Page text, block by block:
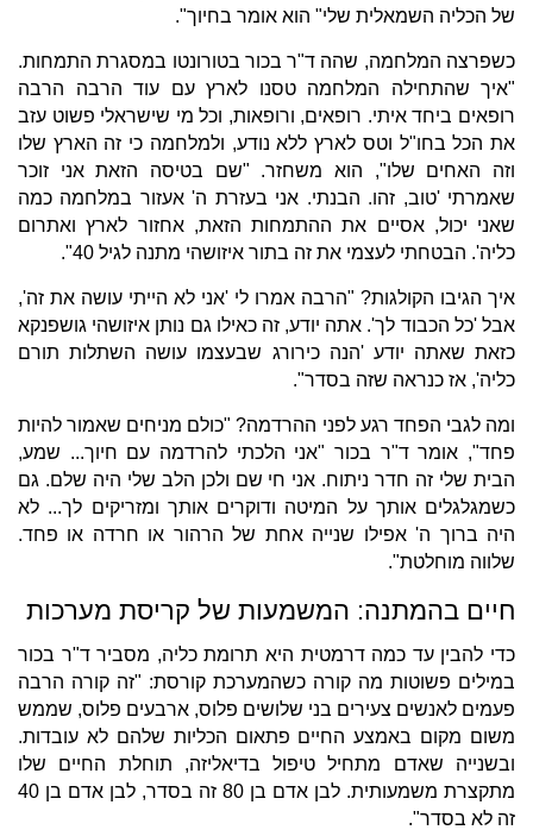
של הכליה השמאלית שלי" הוא אומר בחיוך".
כשפרצה המלחמה, שהה ד"ר בכור בטורונטו במסגרת התמחות.
"איך שהתחילה המלחמה טסנו לארץ עם עוד הרבה הרבה
רופאים ביחד איתי. רופאים, ורופאות, וכל מי שישראלי פשוט עזב
את הכל בחו"ל וטס לארץ ללא נודע, ולמלחמה כי זה הארץ שלו
וזה האחים שלו", הוא משחזר. "שם בטיסה הזאת אני זוכר
שאמרתי 'טוב, זהו. הבנתי. אני בעזרת ה' אעזור במלחמה כמה
שאני יכול, אסיים את ההתמחות הזאת, אחזור לארץ ואתרום
כליה'. הבטחתי לעצמי את זה בתור איזושהי מתנה לגיל 40".
איך הגיבו הקולגות? "הרבה אמרו לי 'אני לא הייתי עושה את זה',
אבל 'כל הכבוד לך'. אתה יודע, זה כאילו גם נותן איזושהי גושפנקא
כזאת שאתה יודע 'הנה כירורג שבעצמו עושה השתלות תורם
כליה', אז כנראה שזה בסדר".
ומה לגבי הפחד רגע לפני ההרדמה? "כולם מניחים שאמור להיות
פחד", אומר ד"ר בכור "אני הלכתי להרדמה עם חיוך... שמע,
הבית שלי זה חדר ניתוח. אני חי שם ולכן הלב שלי היה שלם. גם
כשמגלגלים אותך על המיטה ודוקרים אותך ומזריקים לך... לא
היה ברוך ה' אפילו שנייה אחת של הרהור או חרדה או פחד.
שלווה מוחלטת".
חיים בהמתנה: המשמעות של קריסת מערכות
כדי להבין עד כמה דרמטית היא תרומת כליה, מסביר ד"ר בכור
במילים פשוטות מה קורה כשהמערכת קורסת: "זה קורה הרבה
פעמים לאנשים צעירים בני שלושים פלוס, ארבעים פלוס, שממש
משום מקום באמצע החיים פתאום הכליות שלהם לא עובדות.
ובשנייה שאדם מתחיל טיפול בדיאליזה, תוחלת החיים שלו
מתקצרת משמעותית. לבן אדם בן 80 זה בסדר, לבן אדם בן 40
זה לא בסדר".